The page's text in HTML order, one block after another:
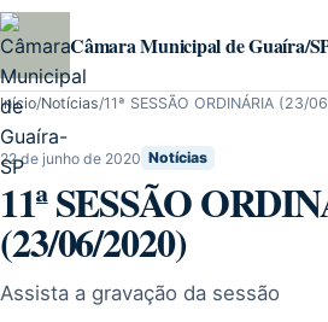
Pular para o conteúdo
Câmara Municipal de Guaíra/
Início/Notícias/11ª SESSÃO ORDINÁRIA (23/
22 de junho de 2020 Notícias
11ª SESSÃO
(23/06/2020)
Assista a gravação da sessão